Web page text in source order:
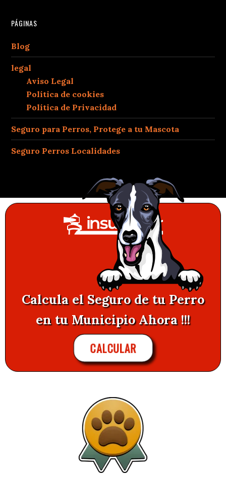
PÁGINAS
Blog
legal
Aviso Legal
Política de cookies
Política de Privacidad
Seguro para Perros, Protege a tu Mascota
Seguro Perros Localidades
Calcula el Seguro de tu Perro
en tu Municipio Ahora !!!
CALCULAR